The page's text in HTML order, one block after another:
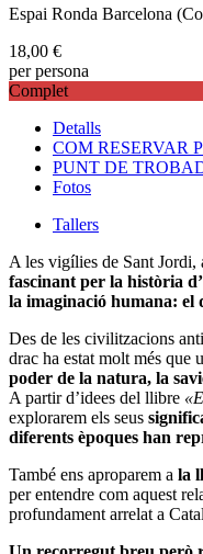
Espai Ronda Barcelona
18,00 €
per persona
Complet
Detalls
COM RESERVAR
PUNT DE
Fotos
Tallers
A les vigílies de Sant Jordi,
fascinant per la història
la imaginació humana: el
Des de les civilitzacions
drac ha estat molt més que
poder de la natura, la
A partir d’idees del llibre
explorarem els seus
diferents èpoques han
També ens aproparem a la
per entendre com aquest
profundament arrelat a